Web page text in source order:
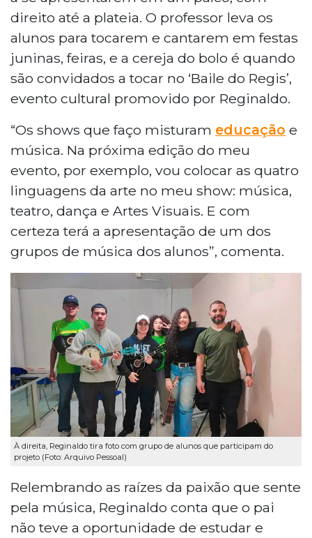
direito até a plateia. O professor leva os
alunos para tocarem e cantarem em festas
juninas, feiras, e a cereja do bolo é quando
são convidados a tocar no ‘Baile do Regis’,
evento cultural promovido por Reginaldo.
“Os shows que faço misturam educação e
música. Na próxima edição do meu
evento, por exemplo, vou colocar as quatro
linguagens da arte no meu show: música,
teatro, dança e Artes Visuais. E com
certeza terá a apresentação de um dos
grupos de música dos alunos”, comenta.
À direita, Reginaldo tira foto com grupo de alunos que participam do
projeto (Foto: Arquivo Pessoal)
Relembrando as raízes da paixão que sente
pela música, Reginaldo conta que o pai
não teve a oportunidade de estudar e